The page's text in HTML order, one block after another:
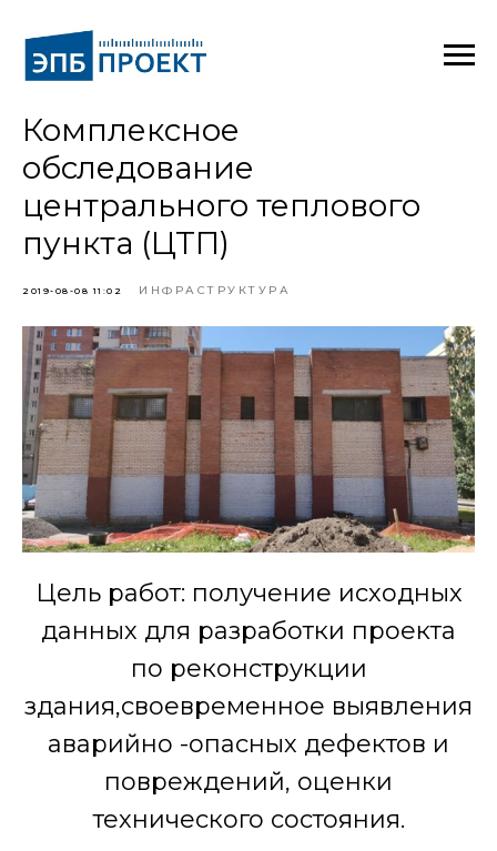
Комплексное
обследование
центрального теплового
пункта (ЦТП)
2019-08-08 11:02 ИНФРАСТРУКТУРА
Цель работ: получение исходных
данных для разработки проекта
по реконструкции
здания,своевременное выявления
аварийно -опасных дефектов и
повреждений, оценки
технического состояния.